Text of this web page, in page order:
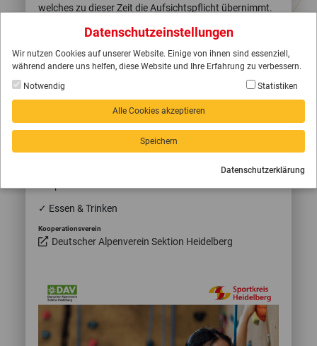
Datenschutzeinstellungen
Wir nutzen Cookies auf unserer Website. Einige von ihnen sind essenziell,
während andere uns helfen, diese Website und Ihre Erfahrung zu verbessern.
Notwendig
Statistiken
Alle Cookies akzeptieren
Speichern
Datenschutzerklärung
welches zu dieser Zeit die Aufsichtspflicht übernimmt.
09:00 Uhr bis 12:00 Uhr teilnehmen.
Pro Aktionstag kann eine Klasse teilnehmen
Pro Schüler entsteht ein Unkostenbeitrag von 7,00
€. Wir bitten um eine Barzahlung vor Ort.
✓ Sportschuhe!
✓ Essen & Trinken
Kooperationsverein
Deutscher Alpenverein Sektion Heidelberg